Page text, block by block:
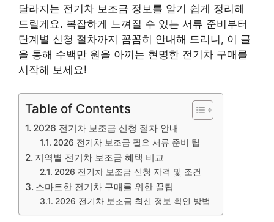
달라지는 전기차 보조금 정보를 알기 쉽게 정리해
드릴게요. 복잡하게 느껴질 수 있는 서류 준비부터
단계별 신청 절차까지 꼼꼼히 안내해 드리니, 이 글
을 통해 수백만 원을 아끼는 현명한 전기차 구매를
시작해 보세요!
Table of Contents
2026 전기차 보조금 신청 절차 안내
2026 전기차 보조금 필요 서류 준비 팁
지역별 전기차 보조금 혜택 비교
2026 전기차 보조금 신청 자격 및 조건
스마트한 전기차 구매를 위한 꿀팁
2026 전기차 보조금 최신 정보 확인 방법